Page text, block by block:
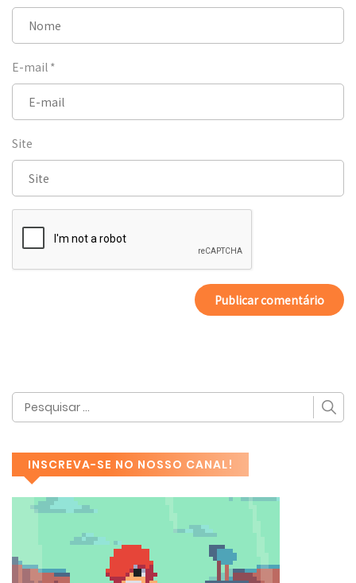
E-mail *
Site
INSCREVA-SE NO NOSSO CANAL!